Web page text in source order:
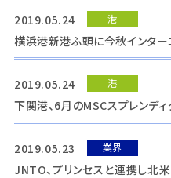
2019.05.24 港
横浜港新港ふ頭に今秋インター
2019.05.24 港
下関港、6月のMSCスプレンデ
2019.05.23 業界
JNTO、プリンセスと連携し北